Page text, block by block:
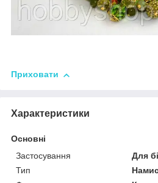
Приховати
Характеристики
Основні
Застосування
Для
Тип